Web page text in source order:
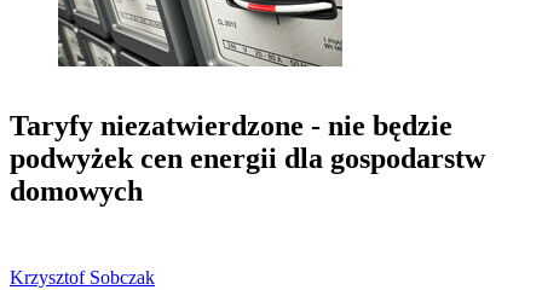
Taryfy niezatwierdzone - nie będzie
podwyżek cen energii dla gospodarstw
domowych
Krzysztof Sobczak